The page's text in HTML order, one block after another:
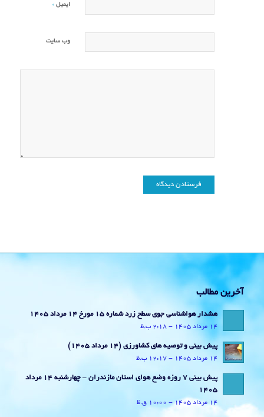
ایمیل *
وب‌ سایت
آخرین مطالب
هشدار هواشناسی جوی سطح زرد شماره 15 مورخ 14 مرداد 1405
14 مرداد 1405 - 2:18 ب.ظ
پیش بینی و توصیه های کشاورزی (14 مرداد ۱۴۰۵)
14 مرداد 1405 - 12:17 ب.ظ
پیش بینی 7 روزه وضع هوای استان مازندران – چهارشنبه 14 مرداد
1405
14 مرداد 1405 - 10:00 ق.ظ